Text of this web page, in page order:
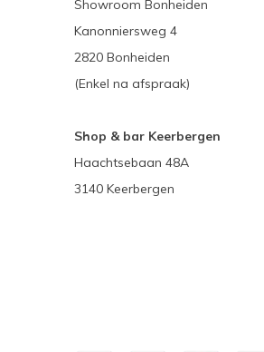
Showroom Bonheiden
Kanonniersweg 4
2820 Bonheiden
(Enkel na afspraak)
Shop & bar Keerbergen
Haachtsebaan 48A
3140 Keerbergen